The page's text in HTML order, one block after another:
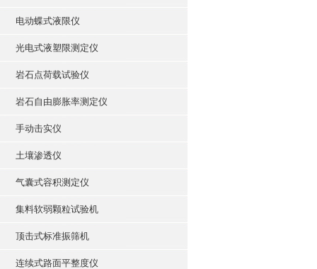
电动蝶式液限仪
光电式液塑限测定仪
岩石点荷载试验仪
岩石自由膨胀率测定仪
手动击实仪
土壤渗透仪
气囊式容积测定仪
集料软弱颗粒试验机
顶击式标准振筛机
连续式路面平整度仪